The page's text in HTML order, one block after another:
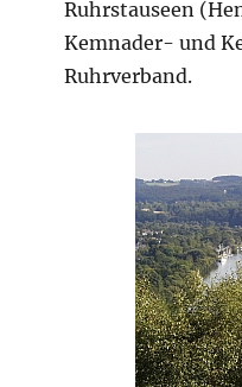
Ruhrstauseen
Kemnader- und
Ruhrverband.